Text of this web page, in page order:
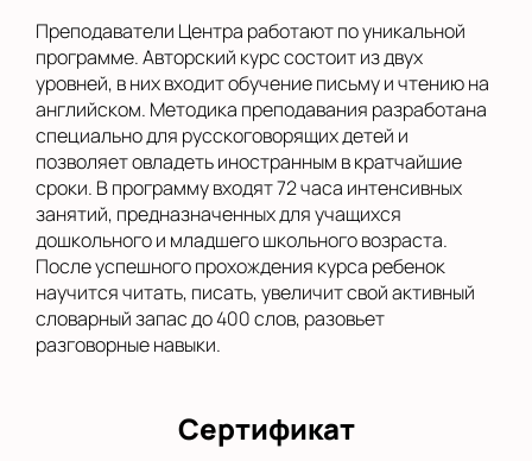
Преподаватели Центра работают по уникальной
программе. Авторский курс состоит из двух
уровней, в них входит обучение письму и чтению на
английском. Методика преподавания разработана
специально для русскоговорящих детей и
позволяет овладеть иностранным в кратчайшие
сроки. В программу входят 72 часа интенсивных
занятий, предназначенных для учащихся
дошкольного и младшего школьного возраста.
После успешного прохождения курса ребенок
научится читать, писать, увеличит свой активный
словарный запас до 400 слов, разовьет
разговорные навыки.
Сертификат